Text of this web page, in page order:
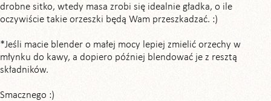
drobne sitko, wtedy masa zrobi się idealnie gładka, o ile
oczywiście takie orzeszki będą Wam przeszkadzać. :)
*Jeśli macie blender o małej mocy lepiej zmielić orzechy w
młynku do kawy, a dopiero później blendować je z resztą
składników.
Smacznego :)